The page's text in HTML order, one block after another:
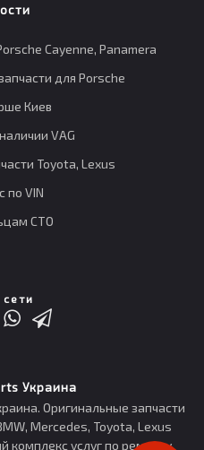
Cayenne, Panamera
для Porsche
Киев
VAG
Toyota, Lexus
по VIN
СТО
Украина
Оригинальные запчасти
Mercedes, Toyota, Lexus
комплекс услуг по ремонту,